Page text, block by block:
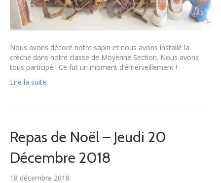
Nous avons décoré notre sapin et nous avons installé la
crèche dans notre classe de Moyenne Section. Nous avons
tous participé ! Ce fut un moment d’émerveillement !
Lire la suite
Repas de Noël – Jeudi 20
Décembre 2018
18 décembre 2018